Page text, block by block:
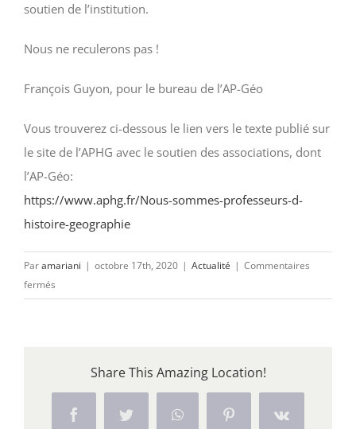
soutien de l’institution.
Nous ne reculerons pas !
François Guyon, pour le bureau de l’AP-Géo
Vous trouverez ci-dessous le lien vers le texte publié sur
le site de l’APHG avec le soutien des associations, dont
l’AP-Géo:
https://www.aphg.fr/Nous-sommes-professeurs-d-
histoire-geographie
Paramariani | octobre 17th, 2020 | Actualité | Commentaires
fermés
Hommage
Professeur
Share This Amazing Location!
FacebookTwitter WhatsAppPinterestVk